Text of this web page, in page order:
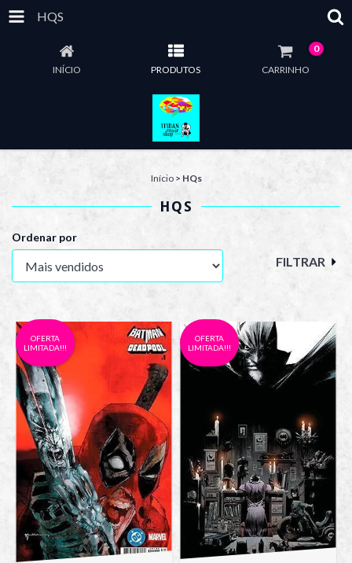
HQS
INÍCIO PRODUTOS CARRINHO
0
Início > HQs
HQS
Ordenar por
FILTRAR
OFERTA
LIMITADA!!!
OFERTA
LIMITADA!!!